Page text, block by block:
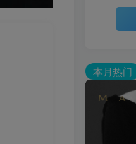
本月热门